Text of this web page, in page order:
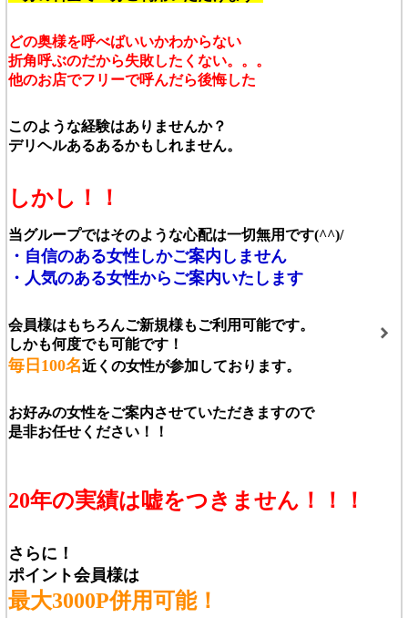
どの奥様を呼べばいいかわからない
折角呼ぶのだから失敗したくない。。。
他のお店でフリーで呼んだら後悔した
このような経験はありませんか？
デリヘルあるあるかもしれません。
しかし！！
当グループではそのような心配は一切無用です(^^)/
・自信のある女性しかご案内しません
・人気のある女性からご案内いたします
会員様はもちろんご新規様もご利用可能です。
しかも何度でも可能です！
毎日100名近くの女性が参加しております。
お好みの女性をご案内させていただきますので
是非お任せください！！
20年の実績は嘘をつきません！！！
さらに！
ポイント会員様は
最大3000P併用可能！